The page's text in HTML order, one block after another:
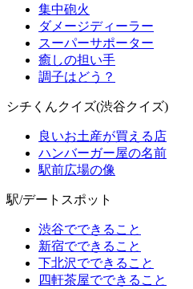
集中砲火
ダメージディーラー
スーパーサポーター
癒しの担い手
調子はどう？
シチくんクイズ(渋谷クイズ)
良いお土産が買える店
ハンバーガー屋の名前
駅前広場の像
駅/デートスポット
渋谷でできること
新宿でできること
下北沢でできること
四軒茶屋でできること